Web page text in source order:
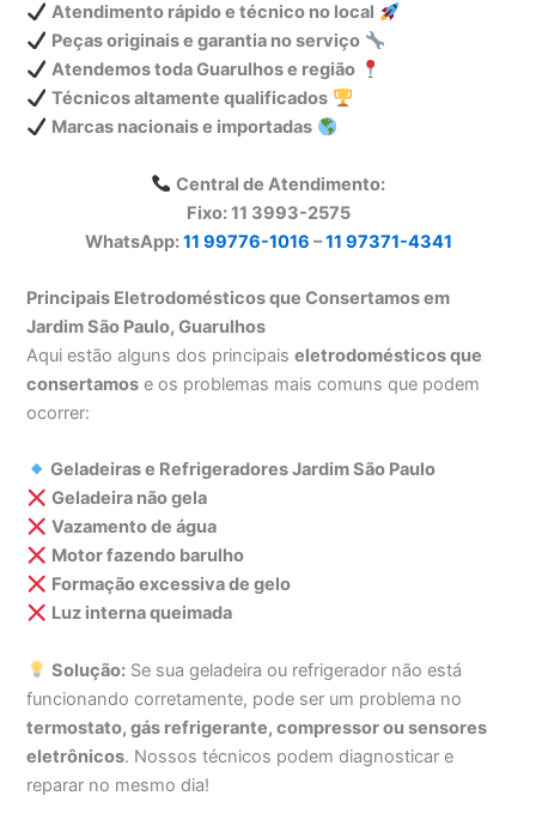
Atendimento rápido e técnico no local
Peças originais e garantia no serviço
Atendemos toda Guarulhos e região
Técnicos altamente qualificados
Marcas nacionais e importadas
Central de Atendimento:
Fixo: 11 3993-2575
WhatsApp:11 99776-1016 –11 97371-4341
Principais Eletrodomésticos que Consertamos em
Jardim São Paulo, Guarulhos
Aqui estão alguns dos principaiseletrodomésticos que
consertamos e os problemas mais comuns que podem
ocorrer:
Geladeiras e Refrigeradores Jardim São Paulo
Geladeira não gela
Vazamento de água
Motor fazendo barulho
Formação excessiva de gelo
Luz interna queimada
Solução: Se sua geladeira ou refrigerador não está
funcionando corretamente, pode ser um problema no
termostato, gás refrigerante, compressor ou sensores
eletrônicos. Nossos técnicos podem diagnosticar e
reparar no mesmo dia!